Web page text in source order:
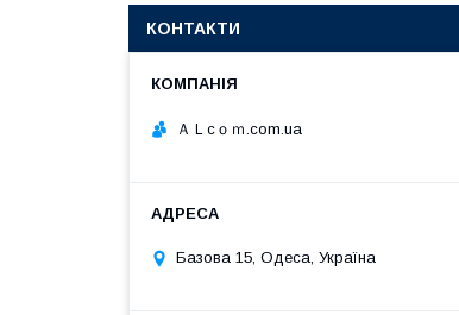
КОНТАКТИ
ＡＬcｏｍ.com.ua
Базова 15, Одеса, Україна